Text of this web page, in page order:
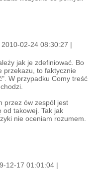
02-24 08:30:27 |
jak je zdefiniować. Bo
przekazu, to faktycznie
W przypadku Comy treść
przez ów zespół jest
od takowej. Tak jak
nie oceniam rozumem.
12-17 01:01:04 |